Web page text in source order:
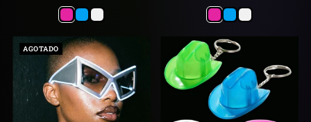
de
venta
RosaAzulClaro
de
venta
RosaAzulClaro
AGOTADO